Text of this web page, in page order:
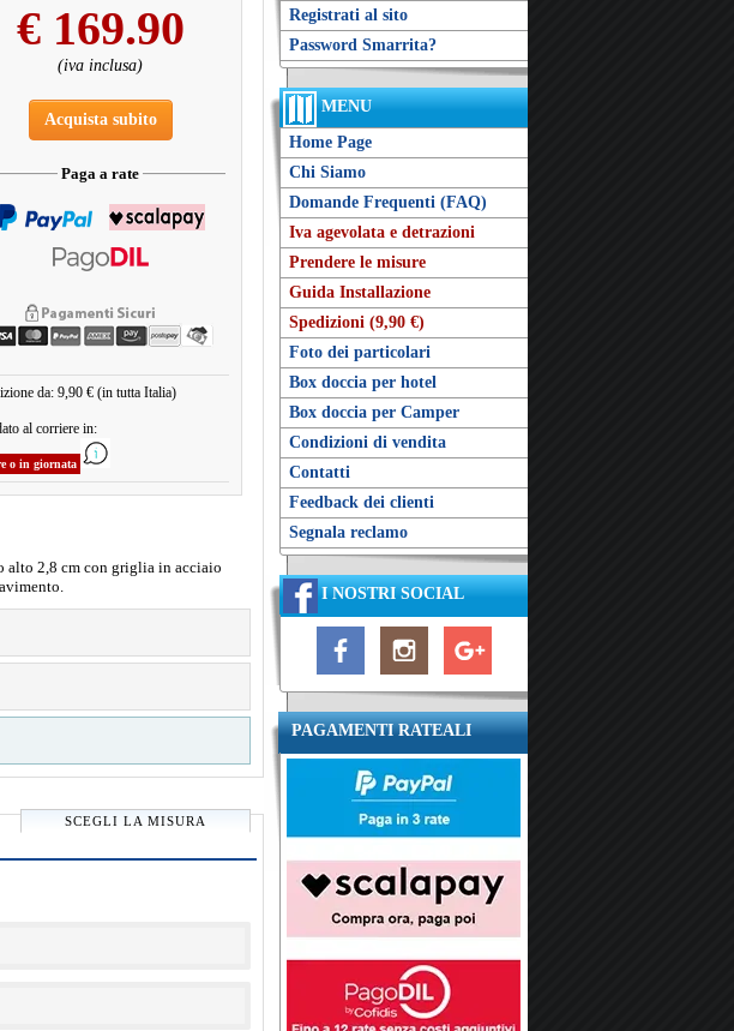
Registrati al sito
Password Smarrita?
MENU
Home Page
Chi Siamo
Domande Frequenti (FAQ)
Iva agevolata e detrazioni
Prendere le misure
Guida Installazione
Spedizioni (9,90 €)
Foto dei particolari
Box doccia per hotel
Box doccia per Camper
Condizioni di vendita
Contatti
Feedback dei clienti
Segnala reclamo
I NOSTRI SOCIAL
PAGAMENTI RATEALI
€ 169.90
(iva inclusa)
Acquista subito
Paga a rate
da: 9,90 € (in tutta Italia)
al corriere in:
o in giornata
alto 2,8 cm con griglia in acciaio
SCEGLI LA MISURA